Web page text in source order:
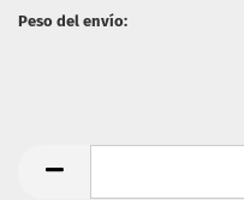
Peso del envío: